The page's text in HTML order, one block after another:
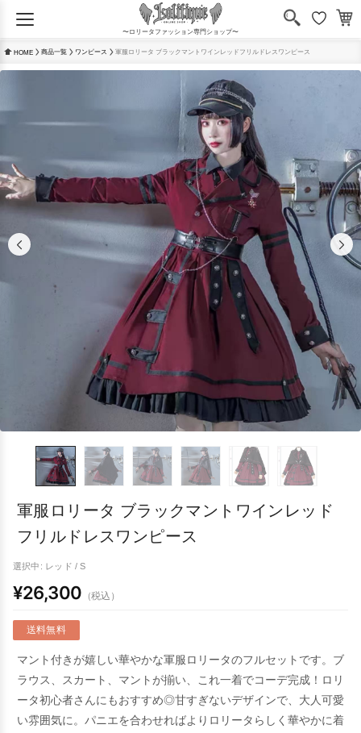
〜ロリータファッション専門ショップ〜
HOME 商品一覧 ワンピース 軍服ロリータ ブラックマントワインレッドフリルドレスワンピース
軍服ロリータ ブラックマントワインレッド
フリルドレスワンピース
選択中: レッド / S
¥26,300 （税込）
送料無料
マント付きが嬉しい華やかな軍服ロリータのフルセットです。ブ
ラウス、スカート、マントが揃い、これ一着でコーデ完成！ロリ
ータ初心者さんにもおすすめ◎甘すぎないデザインで、大人可愛
い雰囲気に。パニエを合わせればよりロリータらしく華やかに着